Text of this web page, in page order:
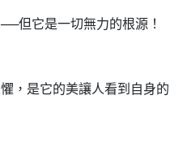
它是一切無力的根源！
是它的美讓人看到自身的